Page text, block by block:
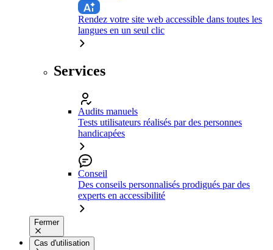
Rendez votre site web accessible dans toutes les
langues en un seul clic
Services
Audits manuels
Tests utilisateurs réalisés par des personnes
handicapées
Conseil
Des conseils personnalisés prodigués par des
experts en accessibilité
Fermer
Cas d'utilisation